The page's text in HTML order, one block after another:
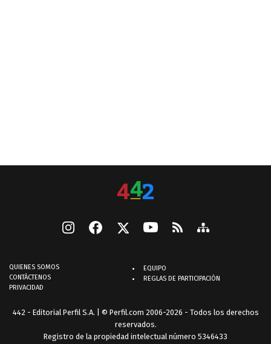
QUIENES SOMOS
CONTÁCTENOS
PRIVACIDAD
EQUIPO
REGLAS DE PARTICIPACIÓN
442 - Editorial Perfil S.A. | © Perfil.com 2006-2026 - Todos los derechos
reservados.
Registro de la propiedad intelectual número 5346433